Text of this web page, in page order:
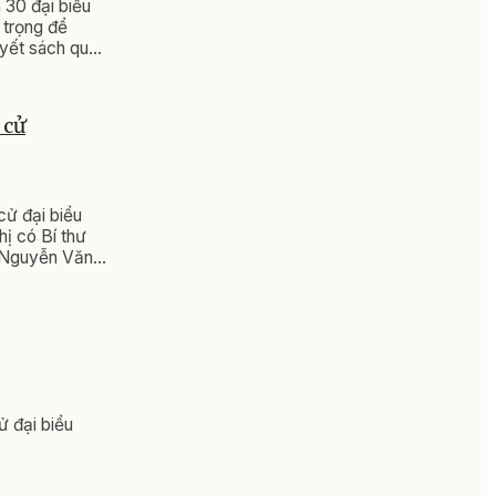
đại biểu
để
sách quan
đại biểu
có Bí thư
Văn
đại biểu